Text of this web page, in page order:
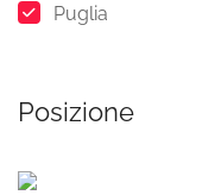
Puglia
Posizione